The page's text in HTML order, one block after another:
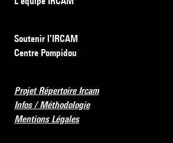
Soutenir l’IRCAM
Centre Pompidou
Projet Répertoire Ircam
Infos / Méthodologie
Mentions Légales